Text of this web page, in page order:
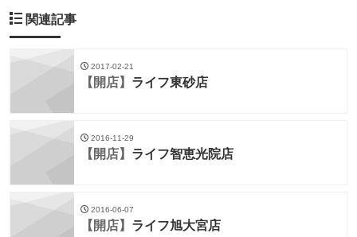
関連記事
2017-02-21
【開店】 ライフ東砂店
2016-11-29
【開店】 ライフ智恵光院店
2016-06-07
【開店】 ライフ旭大宮店